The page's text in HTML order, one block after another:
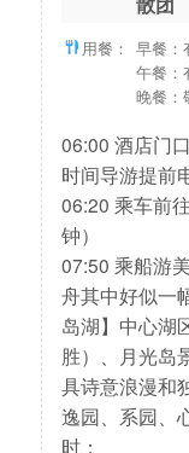
用餐： 早餐：
午餐：
晚餐：
06:00 酒店门
时间导游提前
06:20 乘车前
钟）
07:50 乘船游
舟其中好似一
岛湖】中心湖
胜）、月光岛
具诗意浪漫和
逸园、系园、
时；